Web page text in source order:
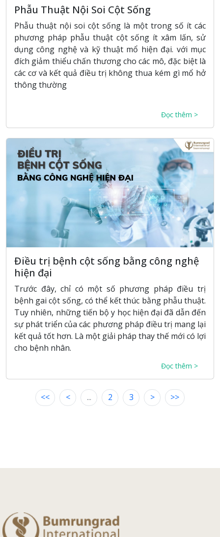
Phẫu Thuật Nội Soi Cột Sống
Phẫu thuật nội soi cột sống là một trong số ít các
phương pháp phẫu thuật cột sống ít xâm lấn, sử
dụng công nghệ và kỹ thuật mổ hiện đại. với mục
đích giảm thiểu chấn thương cho các mô, đặc biệt là
các cơ và kết quả điều trị không thua kém gì mổ hở
thông thường
Đọc thêm >
Điều trị bệnh cột sống bằng công nghệ
hiện đại
Trước đây, chỉ có một số phương pháp điều trị
bệnh gai cột sống, có thể kết thúc bằng phẫu thuật.
Tuy nhiên, những tiến bộ y học hiện đại đã dẫn đến
sự phát triển của các phương pháp điều trị mang lại
kết quả tốt hơn. Là một giải pháp thay thế mới có lợi
cho bệnh nhân.
Đọc thêm >
<< < ... 2 3 > >>